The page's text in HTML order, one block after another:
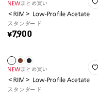
NEWまとめ買い
＜RIM＞ Low-Profile Acetate
スタンダード
¥7,900
NEWまとめ買い
＜RIM＞ Low-Profile Acetate
スタンダード